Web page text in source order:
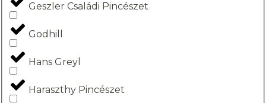
Geszler Családi Pincészet
Godhill
Hans Greyl
Haraszthy Pincészet